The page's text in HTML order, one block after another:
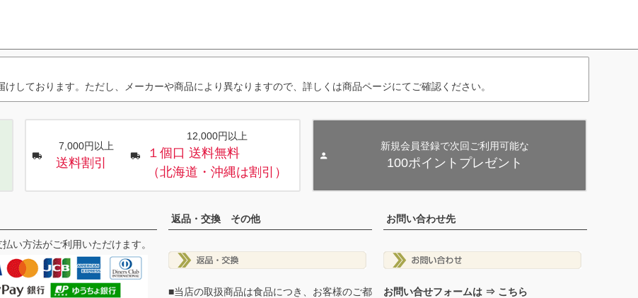
けしております。ただし、メーカーや商品により異なりますので、詳しくは商品ページにてご確認ください。
7,000円以上
送料割引
12,000円以上
１個口 送料無料
（北海道・沖縄は割引）
新規会員登録で次回ご利用可能な
100ポイントプレゼント
い方法がご利用いただけます。
返品・交換 その他
■当店の取扱商品は食品につき、お客様のご都
お問い合わせ先
お問い合せフォームは ⇒ こちら